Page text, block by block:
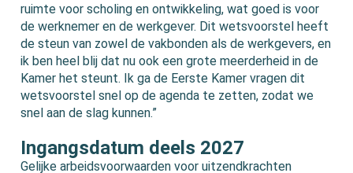
ruimte voor scholing en ontwikkeling, wat goed is voor
de werknemer en de werkgever. Dit wetsvoorstel heeft
de steun van zowel de vakbonden als de werkgevers, en
ik ben heel blij dat nu ook een grote meerderheid in de
Kamer het steunt. Ik ga de Eerste Kamer vragen dit
wetsvoorstel snel op de agenda te zetten, zodat we
snel aan de slag kunnen.”
Ingangsdatum deels 2027
Gelijke arbeidsvoorwaarden voor uitzendkrachten